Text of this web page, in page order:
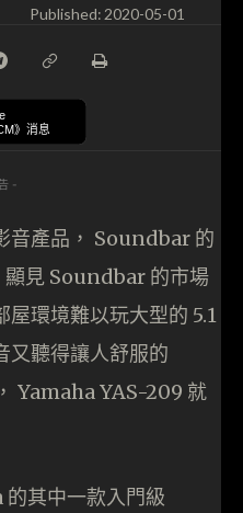
Published:2020-05-01
》消息
-
音產品， Soundbar 的
顯見 Soundbar 的市場
環境難以玩大型的 5.1
又聽得讓人舒服的
Yamaha YAS-209 就
其中一款入門級